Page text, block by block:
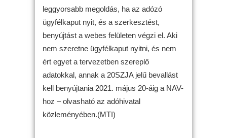
leggyorsabb megoldás, ha az adózó
ügyfélkaput nyit, és a szerkesztést,
benyújtást a webes felületen végzi el. Aki
nem szeretne ügyfélkaput nyitni, és nem
ért egyet a tervezetben szereplő
adatokkal, annak a 20SZJA jelű bevallást
kell benyújtania 2021. május 20-áig a NAV-
hoz – olvasható az adóhivatal
közleményében.(MTI)